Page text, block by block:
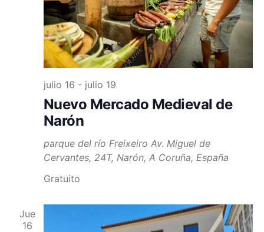
Nuevo Mercado Medieval de
Narón
julio 16 - julio 19
parque del río Freixeiro Av. Miguel de
Cervantes, 24T, Narón, A Coruña, España
Gratuito
Jue
16